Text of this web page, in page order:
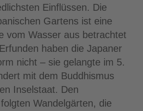
Einflüssen. Die
Gartens ist eine
vom Wasser aus betrachtet
haben die Japaner
nicht – sie gelangte im 5.
mit dem Buddhismus
Inselstaat. Den
Wandelgärten, die